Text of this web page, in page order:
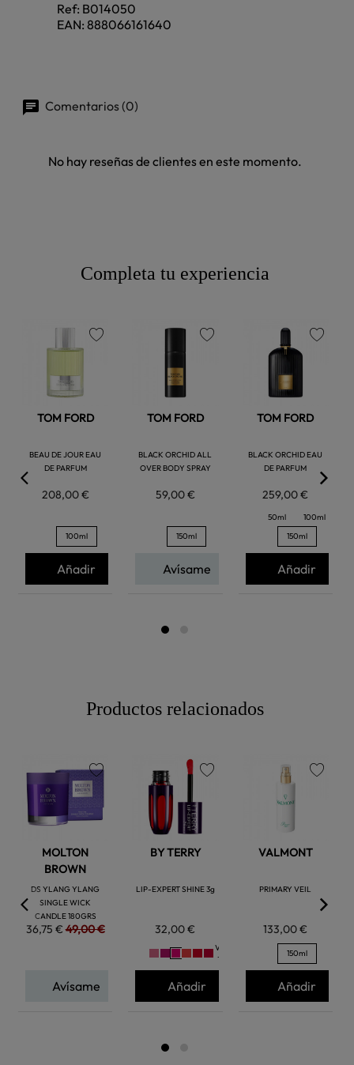
Ref: B014050
EAN: 888066161640
Comentarios (0)
No hay reseñas de clientes en este momento.
Completa tu experiencia
TOM FORD
BEAU DE JOUR EAU
DE PARFUM
208,00 €
100ml
Añadir
TOM FORD
BLACK ORCHID ALL
OVER BODY SPRAY
59,00 €
150ml
Avísame
TOM FORD
BLACK ORCHID EAU
DE PARFUM
259,00 €
50ml
100ml
150ml
Añadir
Productos relacionados
MOLTON
BROWN
DS YLANG YLANG
SINGLE WICK
CANDLE 180GRS
36,75 €49,00 €
favorite
Avísame
BY TERRY
LIP-EXPERT SHINE 3g
32,00 €
Ver
+
Añadir
VALMONT
PRIMARY VEIL
133,00 €
150ml
Añadir